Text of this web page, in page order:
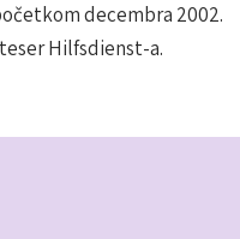
decembra 2002.
Hilfsdienst-a.